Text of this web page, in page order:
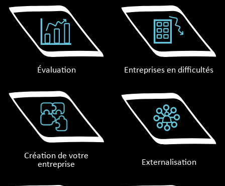
Évaluation Entreprises en diﬃcultés
Création de votre
entreprise
Externalisation